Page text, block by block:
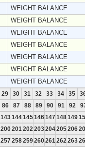
WEIGHT BALANCE
WEIGHT BALANCE
WEIGHT BALANCE
WEIGHT BALANCE
WEIGHT BALANCE
WEIGHT BALANCE
WEIGHT BALANCE
29 30 31 32 33 34 35
86 87 88 89 90 91 92
143144145146147148149
200201 202 203204205206
257258259260261 262 263